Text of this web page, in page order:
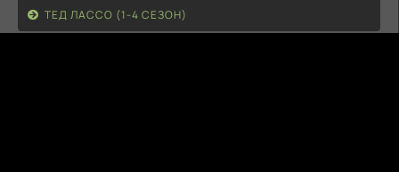
ТЕД ЛАССО (1-4 СЕЗОН)